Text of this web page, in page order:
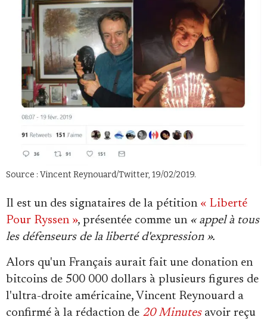
Source : Vincent Reynouard/Twitter, 19/02/2019.
Il est un des signataires de la pétition « Liberté
Pour Ryssen », présentée comme un « appel à tous
les défenseurs de la liberté d'expression ».
Alors qu'un Français aurait fait une donation en
bitcoins de 500 000 dollars à plusieurs figures de
l'ultra-droite américaine, Vincent Reynouard a
confirmé à la rédaction de 20 Minutesavoir reçu